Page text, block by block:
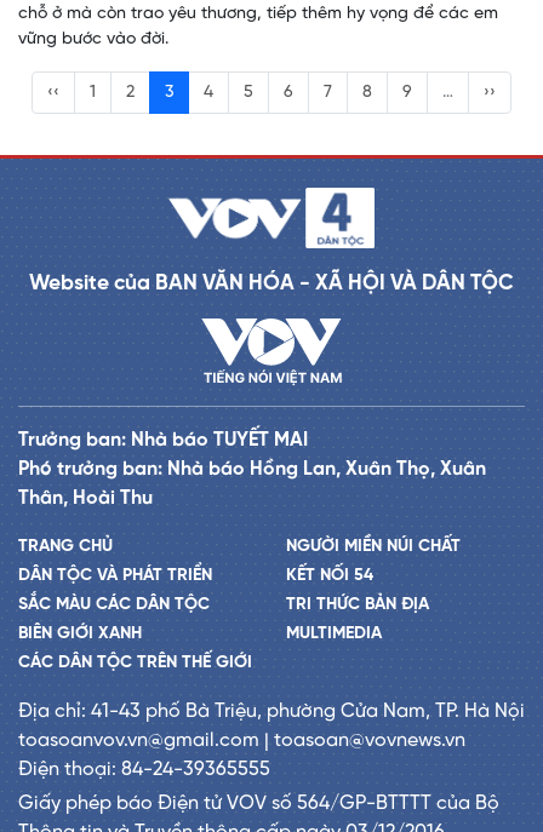
chỗ ở mà còn trao yêu thương, tiếp thêm hy vọng để các em
vững bước vào đời.
‹‹ 1 2 3 4 5 6 7 8 9 … ››
Website của BAN VĂN HÓA - XÃ HỘI VÀ DÂN TỘC
Trưởng ban: Nhà báo TUYẾT MAI
Phó trưởng ban: Nhà báo Hồng Lan, Xuân Thọ, Xuân
Thân, Hoài Thu
TRANG CHỦ
DÂN TỘC VÀ PHÁT TRIỂN
SẮC MÀU CÁC DÂN TỘC
BIÊN GIỚI XANH
CÁC DÂN TỘC TRÊN THẾ GIỚI
NGƯỜI MIỀN NÚI CHẤT
KẾT NỐI 54
TRI THỨC BẢN ĐỊA
MULTIMEDIA
Địa chỉ: 41-43 phố Bà Triệu, phường Cửa Nam, TP. Hà Nội
toasoanvov.vn@gmail.com | toasoan@vovnews.vn
Điện thoại: 84-24-39365555
Giấy phép báo Điện tử VOV số 564/GP-BTTTT của Bộ